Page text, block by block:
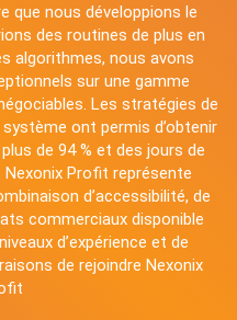
que nous développions le
des routines de plus en
algorithmes, nous avons
sur une gamme
Les stratégies de
ont permis d’obtenir
de 94 % et des jours de
Nexonix Profit représente
d’accessibilité, de
commerciaux disponible
d’expérience et de
de rejoindre Nexonix